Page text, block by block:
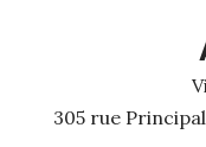
305 rue